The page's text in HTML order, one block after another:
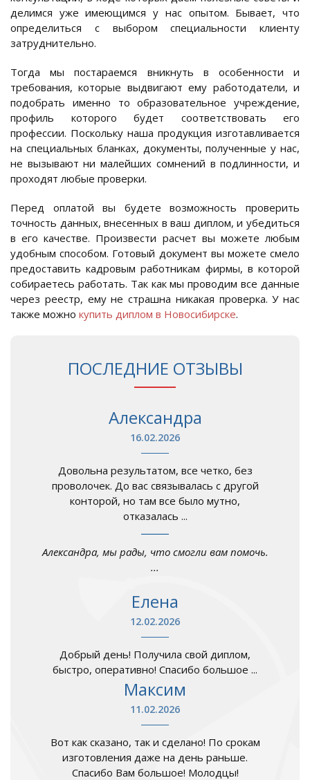
делимся уже имеющимся у нас опытом. Бывает, что
определиться с выбором специальности клиенту
затруднительно.
Тогда мы постараемся вникнуть в особенности и
требования, которые выдвигают ему работодатели, и
подобрать именно то образовательное учреждение,
профиль которого будет соответствовать его
профессии. Поскольку наша продукция изготавливается
на специальных бланках, документы, полученные у нас,
не вызывают ни малейших сомнений в подлинности, и
проходят любые проверки.
Перед оплатой вы будете возможность проверить
точность данных, внесенных в ваш диплом, и убедиться
в его качестве. Произвести расчет вы можете любым
удобным способом. Готовый документ вы можете смело
предоставить кадровым работникам фирмы, в которой
собираетесь работать. Так как мы проводим все данные
через реестр, ему не страшна никакая проверка. У нас
также можно купить диплом в Новосибирске.
ПОСЛЕДНИЕ ОТЗЫВЫ
Александра
16.02.2026
Довольна результатом, все четко, без
проволочек. До вас связывалась с другой
конторой, но там все было мутно,
отказалась ...
Александра, мы рады, что смогли вам помочь.
...
Елена
12.02.2026
Добрый день! Получила свой диплом,
быстро, оперативно! Спасибо большое ...
Максим
11.02.2026
Вот как сказано, так и сделано! По срокам
изготовления даже на день раньше.
Спасибо Вам большое! Молодцы!